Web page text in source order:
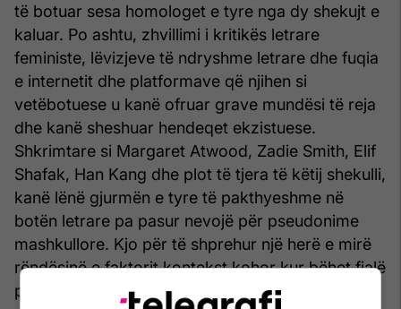
të botuar sesa homologet e tyre nga dy shekujt e
kaluar. Po ashtu, zhvillimi i kritikës letrare
feministe, lëvizjeve të ndryshme letrare dhe fuqia
e internetit dhe platformave që njihen si
vetëbotuese u kanë ofruar grave mundësi të reja
dhe kanë sheshuar hendeqet ekzistuese.
Shkrimtare si Margaret Atwood, Zadie Smith, Elif
Shafak, Han Kang dhe plot të tjera të këtij shekulli,
kanë lënë gjurmën e tyre të pakthyeshme në
botën letrare pa pasur nevojë për pseudonime
mashkullore. Kjo për të shprehur një herë e mirë
rëndësinë e faktorit kontekst kohor kur bëhet fjalë
për të sjellë në vëmendje fenomene delikate të